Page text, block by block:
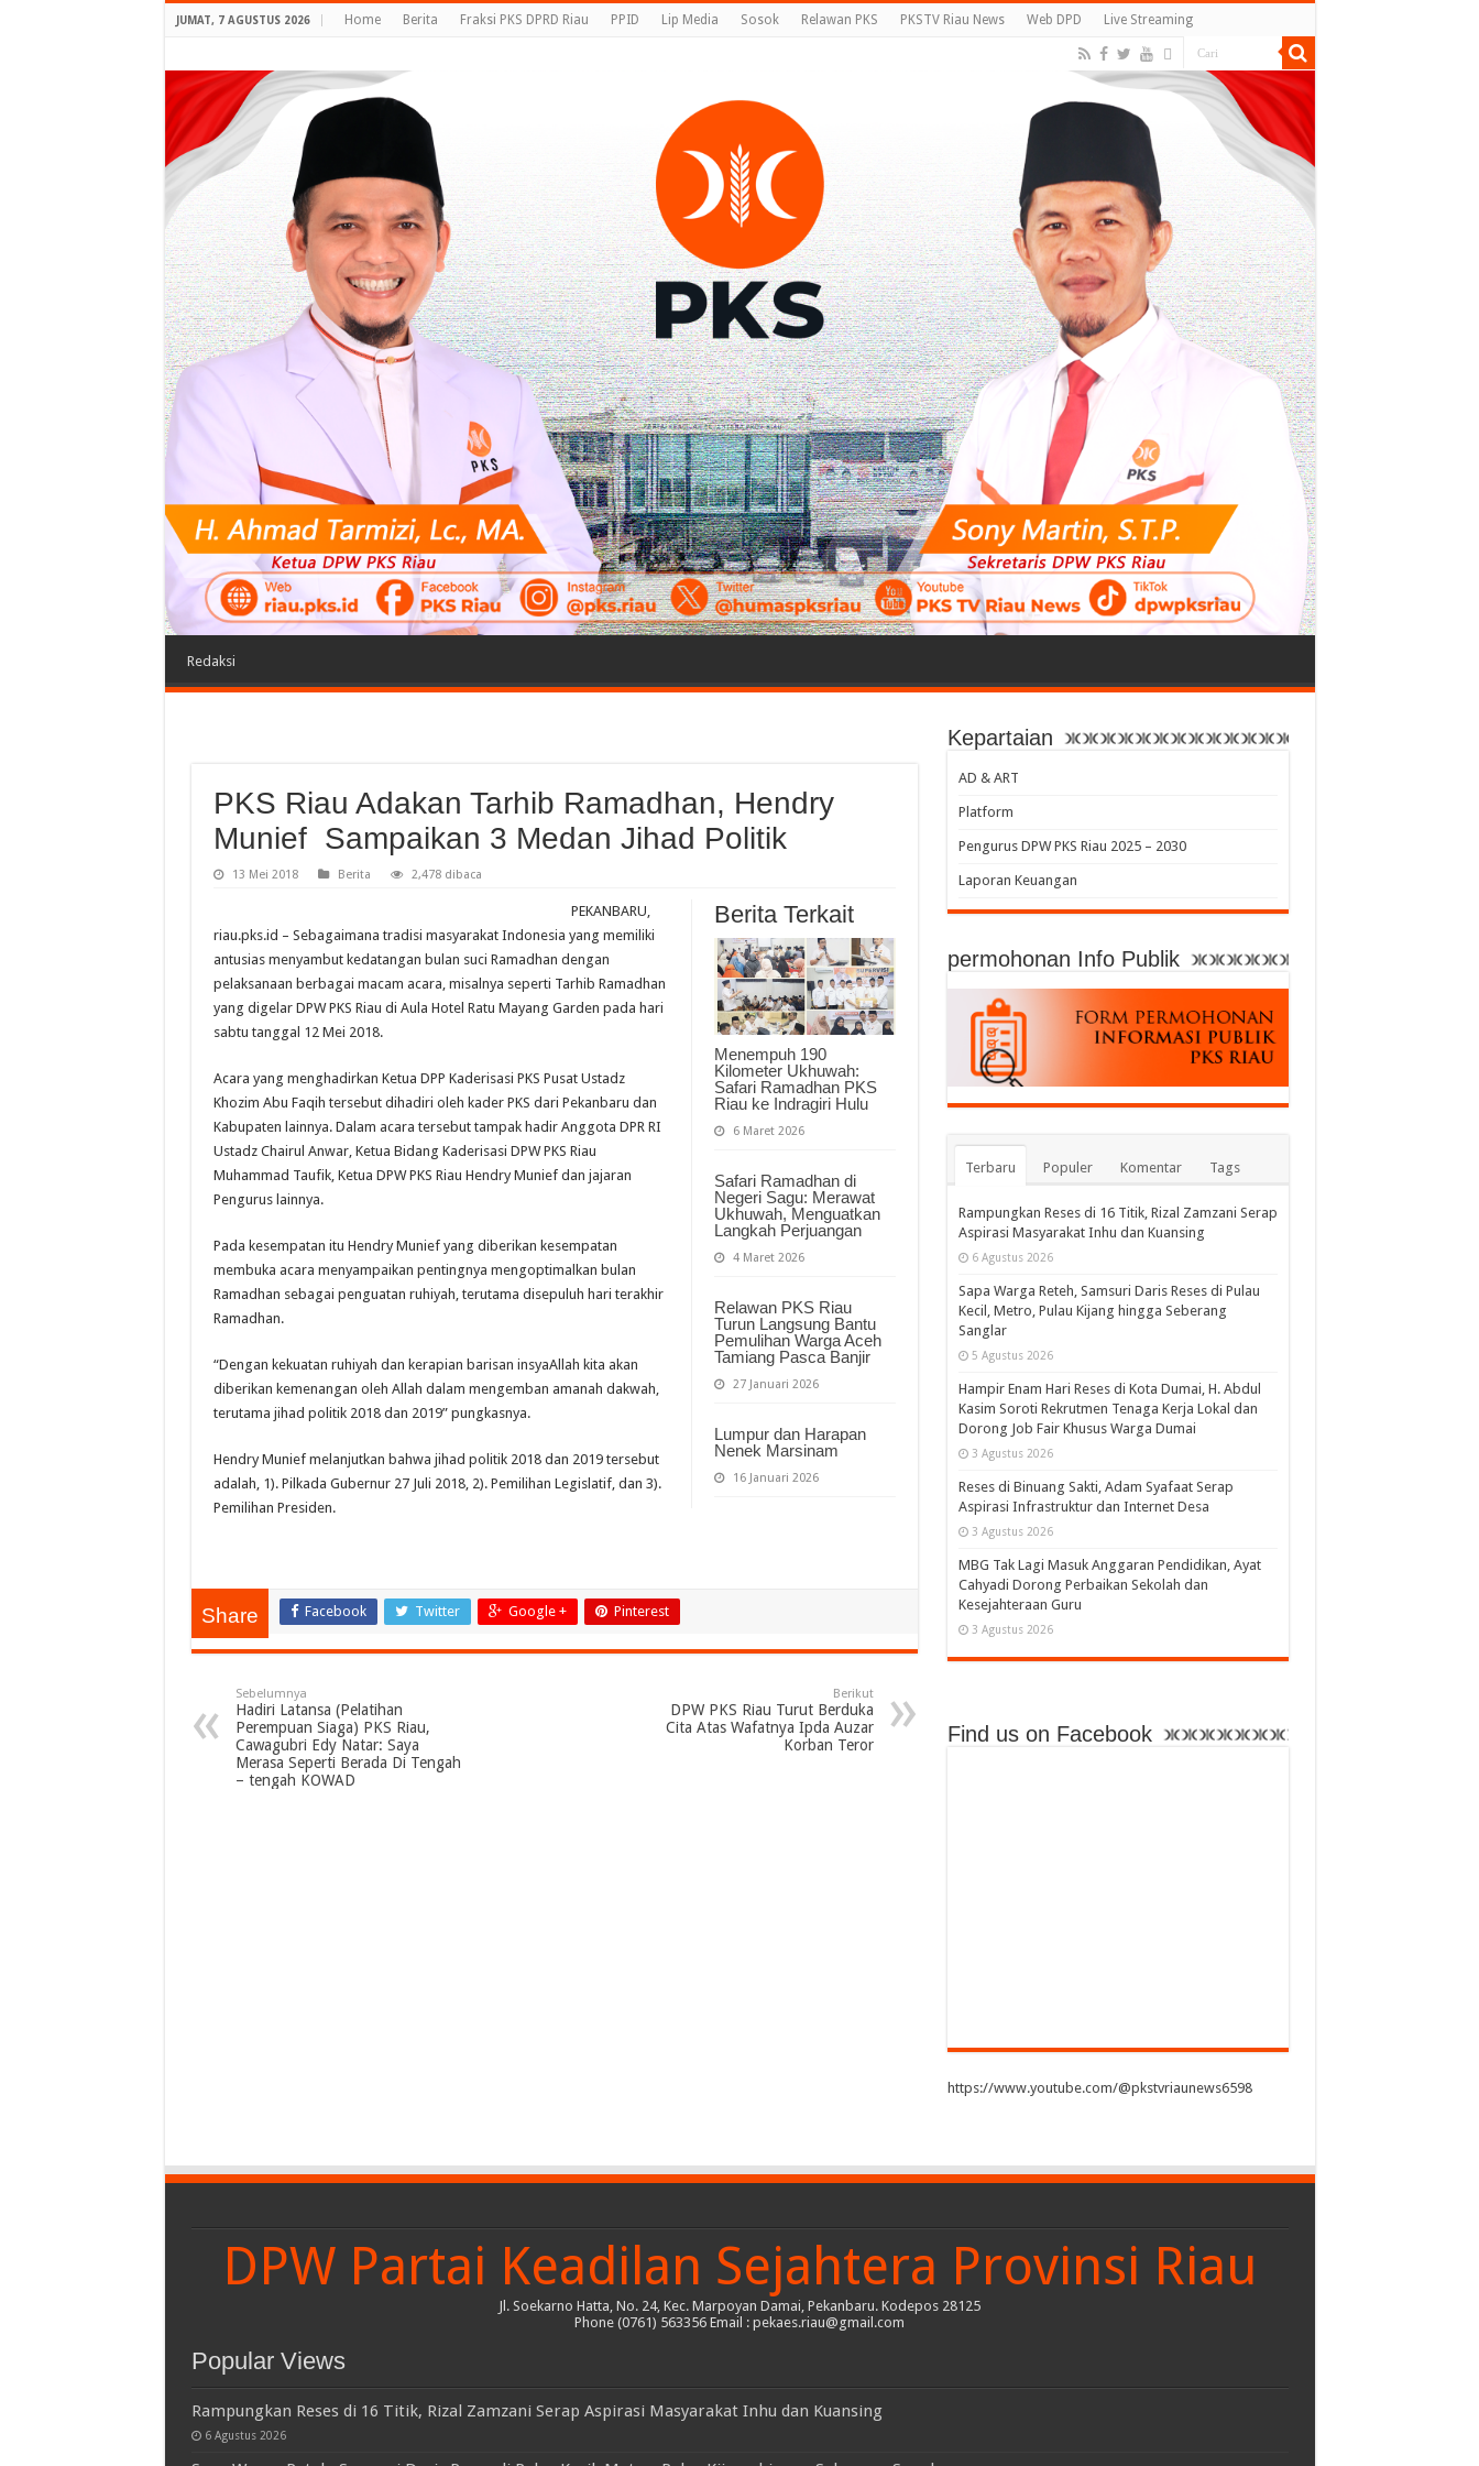
JUMAT, 7 AGUSTUS 2026 Home Berita Fraksi PKS DPRD Riau PPID Lip Media Sosok Relawan PKS PKSTV Riau News Web DPD Live Streaming
Redaksi
PKS Riau Adakan Tarhib Ramadhan, Hendry
Munief Sampaikan 3 Medan Jihad Politik
13 Mei 2018 Berita 2,478 dibaca
Berita Terkait
Menempuh 190
Kilometer Ukhuwah:
Safari Ramadhan PKS
Riau ke Indragiri Hulu
6 Maret 2026
Safari Ramadhan di
Negeri Sagu: Merawat
Ukhuwah, Menguatkan
Langkah Perjuangan
4 Maret 2026
Relawan PKS Riau
Turun Langsung Bantu
Pemulihan Warga Aceh
Tamiang Pasca Banjir
27 Januari 2026
Lumpur dan Harapan
Nenek Marsinam
16 Januari 2026
PEKANBARU,
riau.pks.id – Sebagaimana tradisi masyarakat Indonesia yang memiliki
antusias menyambut kedatangan bulan suci Ramadhan dengan
pelaksanaan berbagai macam acara, misalnya seperti Tarhib Ramadhan
yang digelar DPW PKS Riau di Aula Hotel Ratu Mayang Garden pada hari
sabtu tanggal 12 Mei 2018.
Acara yang menghadirkan Ketua DPP Kaderisasi PKS Pusat Ustadz
Khozim Abu Faqih tersebut dihadiri oleh kader PKS dari Pekanbaru dan
Kabupaten lainnya. Dalam acara tersebut tampak hadir Anggota DPR RI
Ustadz Chairul Anwar, Ketua Bidang Kaderisasi DPW PKS Riau
Muhammad Taufik, Ketua DPW PKS Riau Hendry Munief dan jajaran
Pengurus lainnya.
Pada kesempatan itu Hendry Munief yang diberikan kesempatan
membuka acara menyampaikan pentingnya mengoptimalkan bulan
Ramadhan sebagai penguatan ruhiyah, terutama disepuluh hari terakhir
Ramadhan.
“Dengan kekuatan ruhiyah dan kerapian barisan insyaAllah kita akan
diberikan kemenangan oleh Allah dalam mengemban amanah dakwah,
terutama jihad politik 2018 dan 2019” pungkasnya.
Hendry Munief melanjutkan bahwa jihad politik 2018 dan 2019 tersebut
adalah, 1). Pilkada Gubernur 27 Juli 2018, 2). Pemilihan Legislatif, dan 3).
Pemilihan Presiden.
Share Facebook Twitter Google + Pinterest
Sebelumnya
Hadiri Latansa (Pelatihan
Perempuan Siaga) PKS Riau,
Cawagubri Edy Natar: Saya
Merasa Seperti Berada Di Tengah
– tengah KOWAD
Berikut
DPW PKS Riau Turut Berduka
Cita Atas Wafatnya Ipda Auzar
Korban Teror
Kepartaian
AD & ART
Platform
Pengurus DPW PKS Riau 2025 – 2030
Laporan Keuangan
permohonan Info Publik
Terbaru Populer Komentar Tags
Rampungkan Reses di 16 Titik, Rizal Zamzani Serap
Aspirasi Masyarakat Inhu dan Kuansing
6 Agustus 2026
Sapa Warga Reteh, Samsuri Daris Reses di Pulau
Kecil, Metro, Pulau Kijang hingga Seberang
Sanglar
5 Agustus 2026
Hampir Enam Hari Reses di Kota Dumai, H. Abdul
Kasim Soroti Rekrutmen Tenaga Kerja Lokal dan
Dorong Job Fair Khusus Warga Dumai
3 Agustus 2026
Reses di Binuang Sakti, Adam Syafaat Serap
Aspirasi Infrastruktur dan Internet Desa
3 Agustus 2026
MBG Tak Lagi Masuk Anggaran Pendidikan, Ayat
Cahyadi Dorong Perbaikan Sekolah dan
Kesejahteraan Guru
3 Agustus 2026
Find us on Facebook
https://www.youtube.com/@pkstvriaunews6598
DPW Partai Keadilan Sejahtera Provinsi Riau
Jl. Soekarno Hatta, No. 24, Kec. Marpoyan Damai, Pekanbaru. Kodepos 28125
Phone (0761) 563356 Email : pekaes.riau@gmail.com
Popular Views
Rampungkan Reses di 16 Titik, Rizal Zamzani Serap Aspirasi Masyarakat Inhu dan Kuansing
6 Agustus 2026